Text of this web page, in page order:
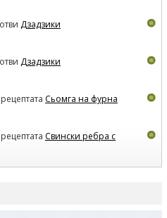
Дзадзики
Дзадзики
Сьомга на фурна
Свински ребра с